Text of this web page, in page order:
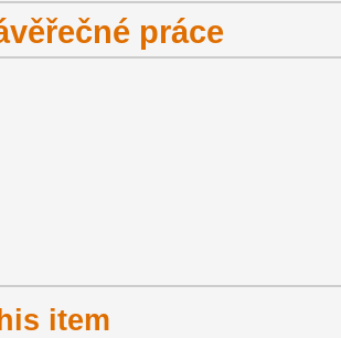
práce
item